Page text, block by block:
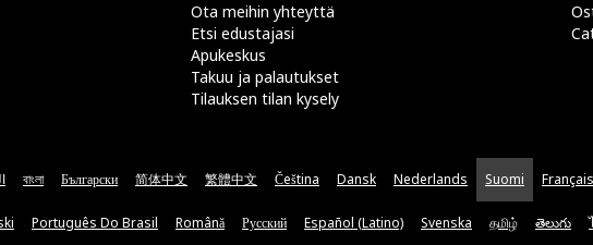
Ota meihin yhteyttä
Etsi edustajasi
Apukeskus
Takuu ja palautukset
Tilauksen tilan kysely
বাংলা Български 简体中文 繁體中文 Čeština Dansk Nederlands Suomi Français
Português Do Brasil Română Русский Español (Latino) Svenska தமிழ் తెలుగు